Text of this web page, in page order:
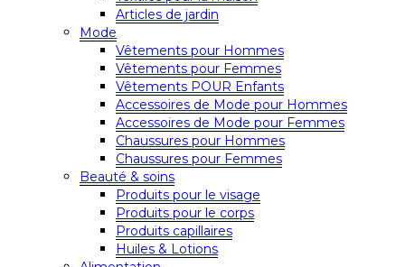
Articles de jardin
Mode
Vêtements pour Hommes
Vêtements pour Femmes
Vêtements POUR Enfants
Accessoires de Mode pour Hommes
Accessoires de Mode pour Femmes
Chaussures pour Hommes
Chaussures pour Femmes
Beauté & soins
Produits pour le visage
Produits pour le corps
Produits capillaires
Huiles & Lotions